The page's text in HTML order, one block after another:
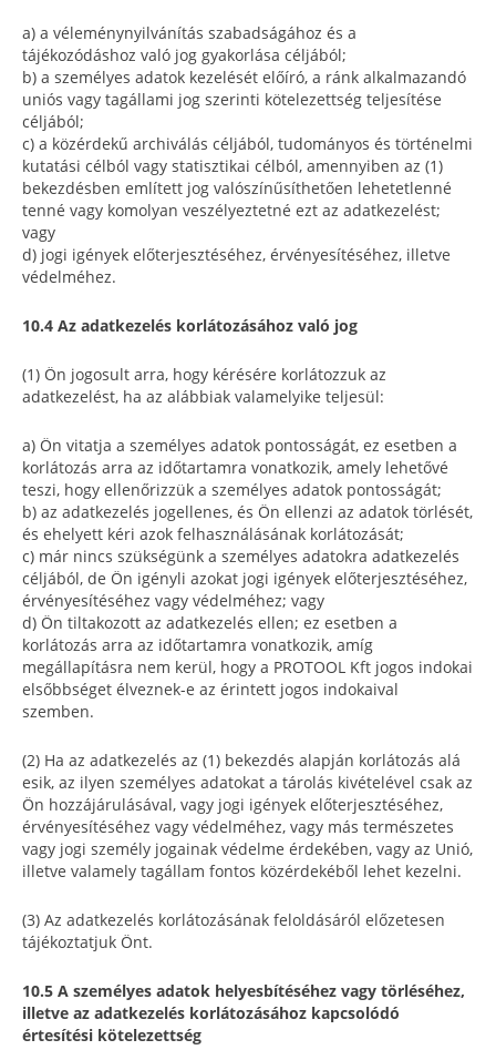
a) a véleménynyilvánítás szabadságához és a
tájékozódáshoz való jog gyakorlása céljából;
b) a személyes adatok kezelését előíró, a ránk alkalmazandó
uniós vagy tagállami jog szerinti kötelezettség teljesítése
céljából;
c) a közérdekű archiválás céljából, tudományos és történelmi
kutatási célból vagy statisztikai célból, amennyiben az (1)
bekezdésben említett jog valószínűsíthetően lehetetlenné
tenné vagy komolyan veszélyeztetné ezt az adatkezelést;
vagy
d) jogi igények előterjesztéséhez, érvényesítéséhez, illetve
védelméhez.
10.4 Az adatkezelés korlátozásához való jog
(1) Ön jogosult arra, hogy kérésére korlátozzuk az
adatkezelést, ha az alábbiak valamelyike teljesül:
a) Ön vitatja a személyes adatok pontosságát, ez esetben a
korlátozás arra az időtartamra vonatkozik, amely lehetővé
teszi, hogy ellenőrizzük a személyes adatok pontosságát;
b) az adatkezelés jogellenes, és Ön ellenzi az adatok törlését,
és ehelyett kéri azok felhasználásának korlátozását;
c) már nincs szükségünk a személyes adatokra adatkezelés
céljából, de Ön igényli azokat jogi igények előterjesztéséhez,
érvényesítéséhez vagy védelméhez; vagy
d) Ön tiltakozott az adatkezelés ellen; ez esetben a
korlátozás arra az időtartamra vonatkozik, amíg
megállapításra nem kerül, hogy a PROTOOL Kft jogos indokai
elsőbbséget élveznek-e az érintett jogos indokaival
szemben.
(2) Ha az adatkezelés az (1) bekezdés alapján korlátozás alá
esik, az ilyen személyes adatokat a tárolás kivételével csak az
Ön hozzájárulásával, vagy jogi igények előterjesztéséhez,
érvényesítéséhez vagy védelméhez, vagy más természetes
vagy jogi személy jogainak védelme érdekében, vagy az Unió,
illetve valamely tagállam fontos közérdekéből lehet kezelni.
(3) Az adatkezelés korlátozásának feloldásáról előzetesen
tájékoztatjuk Önt.
10.5 A személyes adatok helyesbítéséhez vagy törléséhez,
illetve az adatkezelés korlátozásához kapcsolódó
értesítési kötelezettség